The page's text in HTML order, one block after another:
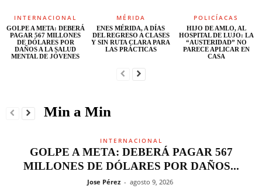
INTERNACIONAL
GOLPE A META: DEBERÁ
PAGAR 567 MILLONES
DE DÓLARES POR
DAÑOS A LA SALUD
MENTAL DE JÓVENES
MÉRIDA
ENES MÉRIDA, A DÍAS
DEL REGRESO A CLASES
Y SIN RUTA CLARA PARA
LAS PRÁCTICAS
POLICÍACAS
HIJO DE AMLO, AL
HOSPITAL DE LUJO: LA
“AUSTERIDAD” NO
PARECE APLICAR EN
CASA
Min a Min
INTERNACIONAL
GOLPE A META: DEBERÁ PAGAR 567
MILLONES DE DÓLARES POR DAÑOS...
Jose Pérez - agosto 9, 2026